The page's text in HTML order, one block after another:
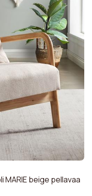
beige pellavaa